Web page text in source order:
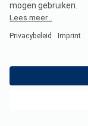
nu gratis gebruiken
Jouw privacy